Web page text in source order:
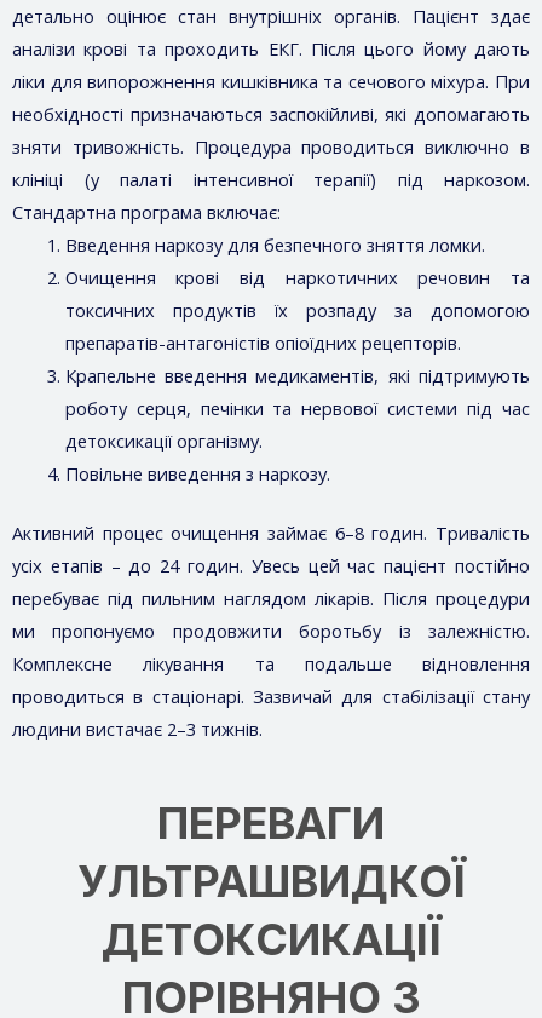
детально оцінює стан внутрішніх органів. Пацієнт здає
аналізи крові та проходить ЕКГ. Після цього йому дають
ліки для випорожнення кишківника та сечового міхура. При
необхідності призначаються заспокійливі, які допомагають
зняти тривожність. Процедура проводиться виключно в
клініці (у палаті інтенсивної терапії) під наркозом.
Стандартна програма включає:
Введення наркозу для безпечного зняття ломки.
Очищення крові від наркотичних речовин та
токсичних продуктів їх розпаду за допомогою
препаратів-антагоністів опіоїдних рецепторів.
Крапельне введення медикаментів, які підтримують
роботу серця, печінки та нервової системи під час
детоксикації організму.
Повільне виведення з наркозу.
Активний процес очищення займає 6–8 годин. Тривалість
усіх етапів – до 24 годин. Увесь цей час пацієнт постійно
перебуває під пильним наглядом лікарів. Після процедури
ми пропонуємо продовжити боротьбу із залежністю.
Комплексне лікування та подальше відновлення
проводиться в стаціонарі. Зазвичай для стабілізації стану
людини вистачає 2–3 тижнів.
ПЕРЕВАГИ
УЛЬТРАШВИДКОЇ
ДЕТОКСИКАЦІЇ
ПОРІВНЯНО З